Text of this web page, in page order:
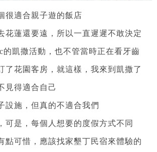
很適合親子遊的飯店
花蓮還要遠，所以一直遲遲不敢決定
的凱撒活動，也不管當時正在看牙齒
了花園客房，就這樣，我來到凱撒了
見得適合自己
設施，但真的不適合我們
可是，每個人想要的度假方式不同
點可惜，應該找家墾丁民宿來體驗的